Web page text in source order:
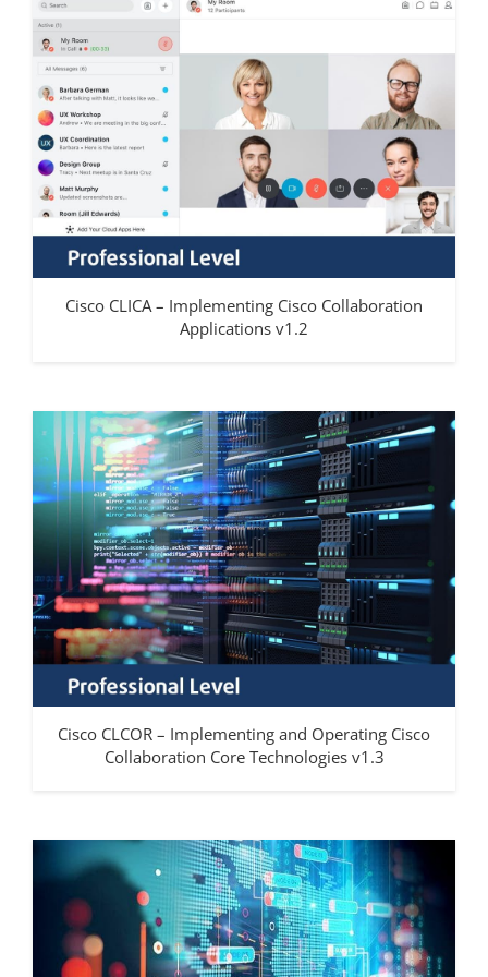
Cisco CLICA – Implementing Cisco Collaboration
Applications v1.2
Cisco CLCOR – Implementing and Operating Cisco
Collaboration Core Technologies v1.3